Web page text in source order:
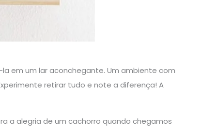
em um lar aconchegante. Um ambiente com
retirar tudo e note a diferença! A
a alegria de um cachorro quando chegamos